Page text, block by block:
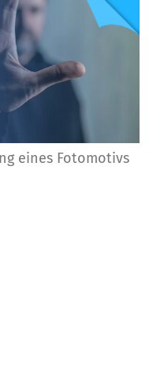
eines Fotomotivs